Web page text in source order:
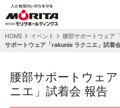
HOME イベント 腰部サポートウェア
サポートウェア「rakunie ラクニエ」試着
腰部サポートウェ
ニエ」試着会 報告